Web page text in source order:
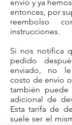
envío y ya
entonces, por
reembolso
instrucciones.
Si nos notifica
pedido
enviado, no le
costo de envío
también
adicional de
Esta tarifa de
suele ser el